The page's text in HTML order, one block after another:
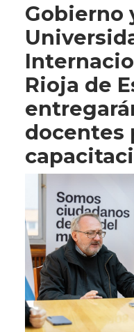
Gobierno
Rioja de
docentes